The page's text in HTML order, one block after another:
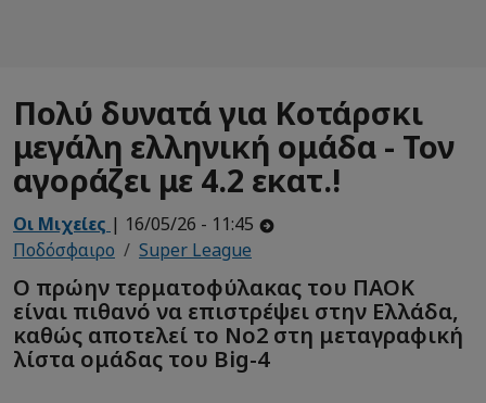
Πολύ δυνατά για Κοτάρσκι
μεγάλη ελληνική ομάδα - Τον
αγοράζει με 4.2 εκατ.!
Οι Μιχείες | 16/05/26 - 11:45
Ποδόσφαιρο
Super League
Ο πρώην τερματοφύλακας του ΠΑΟΚ
είναι πιθανό να επιστρέψει στην Ελλάδα,
καθώς αποτελεί το Νο2 στη μεταγραφική
λίστα ομάδας του Big-4